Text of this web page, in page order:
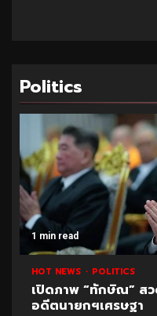
Politics
1 min read
HOT NEWS POLITICS
เปิดภาพ “ทักษิณ” ส
อดีตนายกฯเศรษฐา